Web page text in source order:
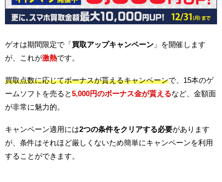
ゲオは期間限定で「 買取アップキャンペーン 」を開催します
が、これが激熱です。
買取点数に応じてボーナスが貰えるキャンペーンで、15本のゲ
ームソフトを売ると 5,000円のボーナス金が貰えるなど、金額面
が非常に魅力的。
キャンペーン適用には2つの条件をクリアする必要があります
が、条件はそれほど厳しくないため簡単にキャンペーンを利用
することができます。